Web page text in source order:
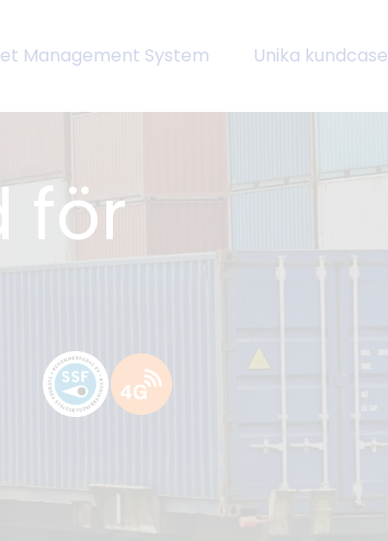
Management System Unika kundcase
för